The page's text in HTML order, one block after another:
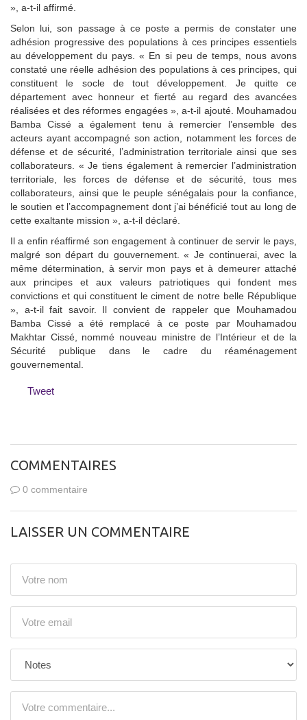
», a-t-il affirmé.
Selon lui, son passage à ce poste a permis de constater une
adhésion progressive des populations à ces principes essentiels
au développement du pays. « En si peu de temps, nous avons
constaté une réelle adhésion des populations à ces principes, qui
constituent le socle de tout développement. Je quitte ce
département avec honneur et fierté au regard des avancées
réalisées et des réformes engagées », a-t-il ajouté. Mouhamadou
Bamba Cissé a également tenu à remercier l’ensemble des
acteurs ayant accompagné son action, notamment les forces de
défense et de sécurité, l’administration territoriale ainsi que ses
collaborateurs. « Je tiens également à remercier l’administration
territoriale, les forces de défense et de sécurité, tous mes
collaborateurs, ainsi que le peuple sénégalais pour la confiance,
le soutien et l’accompagnement dont j’ai bénéficié tout au long de
cette exaltante mission », a-t-il déclaré.
Il a enfin réaffirmé son engagement à continuer de servir le pays,
malgré son départ du gouvernement. « Je continuerai, avec la
même détermination, à servir mon pays et à demeurer attaché
aux principes et aux valeurs patriotiques qui fondent mes
convictions et qui constituent le ciment de notre belle République
», a-t-il fait savoir. Il convient de rappeler que Mouhamadou
Bamba Cissé a été remplacé à ce poste par Mouhamadou
Makhtar Cissé, nommé nouveau ministre de l’Intérieur et de la
Sécurité publique dans le cadre du réaménagement
gouvernemental.
Tweet
COMMENTAIRES
0 commentaire
LAISSER UN COMMENTAIRE